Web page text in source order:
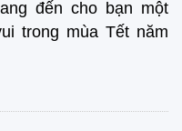
đến cho bạn một
trong mùa Tết năm